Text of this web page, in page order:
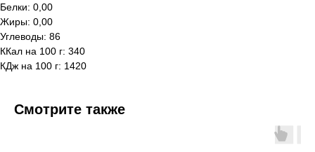
Белки: 0,00
Жиры: 0,00
Углеводы: 86
ККал на 100 г: 340
КДж на 100 г: 1420
Смотрите также